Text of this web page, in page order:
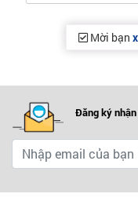
Với Siêu Thị Cầu..
Mời bạn
Đăng ký